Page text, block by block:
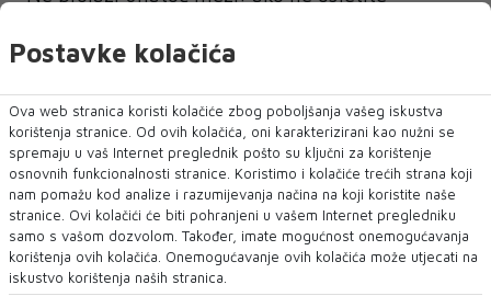
protuupalnih lijekova koji se izdaju bez
Stalna bol: ako bol nikada ne prestaje ili se
pogoršava, uvijek to trebate provjeriti.
Uključuje pritisak i modrice: pripazite na to
kad se to događa, osobito ako se često
pojavljuje, jer modrice su znak drugog
Postavke kolačića
Ova web stranica koristi kolačiće zbog poboljšanja vašeg iskustva
korištenja stranice. Od ovih kolačića, oni karakterizirani kao nužni se
spremaju u vaš Internet preglednik pošto su ključni za korištenje
osnovnih funkcionalnosti stranice. Koristimo i kolačiće trećih strana koji
nam pomažu kod analize i razumijevanja načina na koji koristite naše
stranice. Ovi kolačići će biti pohranjeni u vašem Internet pregledniku
samo s vašom dozvolom. Također, imate mogućnost onemogućavanja
korištenja ovih kolačića. Onemogućavanje ovih kolačića može utjecati na
iskustvo korištenja naših stranica.